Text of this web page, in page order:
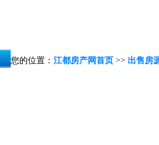
您的位置： 江都房产网首页 >> 出售房